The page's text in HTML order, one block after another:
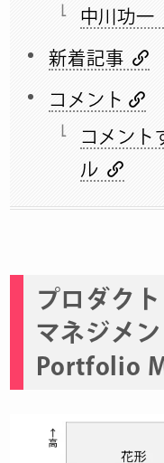
中川功一
新着記事
コメント
コメント
ル
プロダク
マネジメ
Portfolio